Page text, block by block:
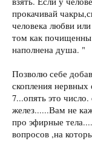
прокачивай
человека любви
том как
наполнена душа. "
Позволю себе
скопления
7...опять это
желез......Вам не
про эфирные
вопросов ,на